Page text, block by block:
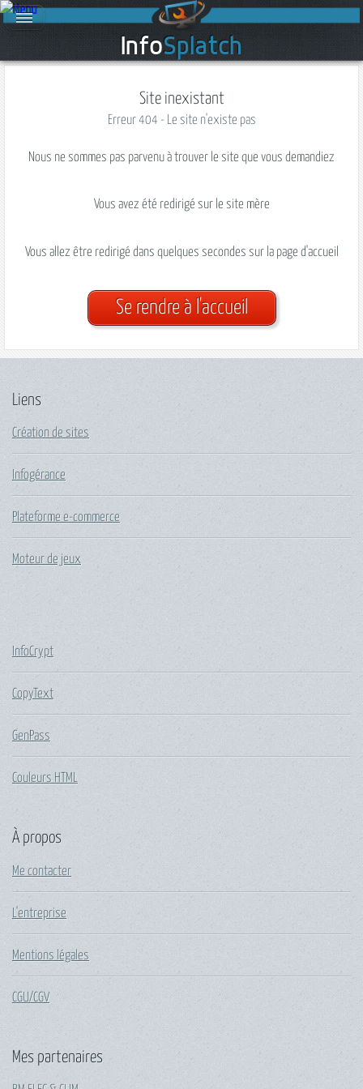
Site inexistant
Erreur 404 - Le site n'existe pas
Nous ne sommes pas parvenu à trouver le site que vous demandiez
Vous avez été redirigé sur le site mère
Vous allez être redirigé dans quelques secondes sur la page d'accueil
Se rendre à l'accueil
Liens
Création de sites
Infogérance
Plateforme e-commerce
Moteur de jeux
InfoCrypt
CopyText
GenPass
Couleurs HTML
À propos
Me contacter
L'entreprise
Mentions légales
CGU/CGV
Mes partenaires
InfoSplatch